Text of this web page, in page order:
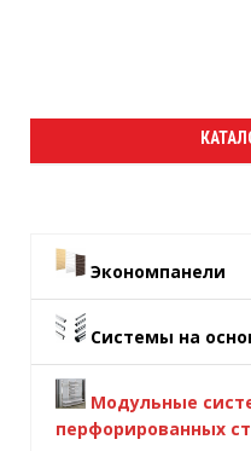
Экономпанели
Системы на
Модульные
перфорированных